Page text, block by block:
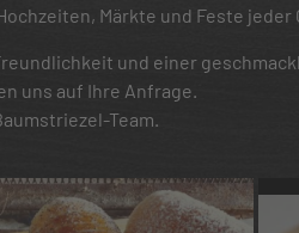
Märkte und Feste jeder
und einer
uns auf Ihre Anfrage.
Team.